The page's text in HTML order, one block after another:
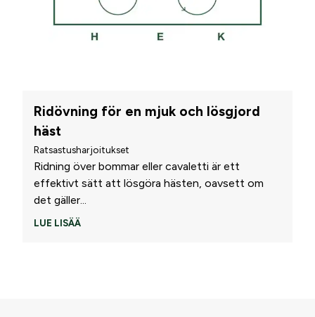
Ridövning för en mjuk och lösgjord
häst
Ratsastusharjoitukset
Ridning över bommar eller cavaletti är ett
effektivt sätt att lösgöra hästen, oavsett om
det gäller...
LUE LISÄÄ